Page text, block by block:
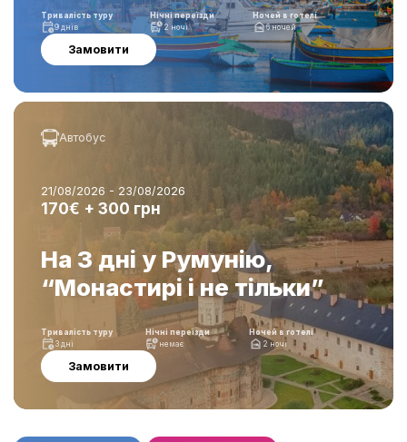
Замовити
Тривалість туру
9 днів
Нічні переїзди
2 ночі
Ночей в готелі
6 ночей
Автобус
21/08/2026 - 23/08/2026
170€ + 300 грн
На 3 дні у Румунію,
“Монастирі і не тільки”
Замовити
Тривалість туру
3 дні
Нічні переїзди
немає
Ночей в готелі
2 ночі